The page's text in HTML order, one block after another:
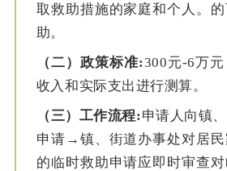
取救助措施的家庭和个人。
助。
（二）政策标准:300元-6万
收入和实际支出进行测算。
（三）工作流程: 申请人向镇
申请→镇、街道办事处对居民
的临时救助申请应即时审查